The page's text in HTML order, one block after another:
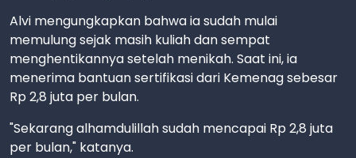
Alvi mengungkapkan bahwa ia sudah mulai
memulung sejak masih kuliah dan sempat
menghentikannya setelah menikah. Saat ini, ia
menerima bantuan sertifikasi dari Kemenag sebesar
Rp 2,8 juta per bulan.
"Sekarang alhamdulillah sudah mencapai Rp 2,8 juta
per bulan," katanya.